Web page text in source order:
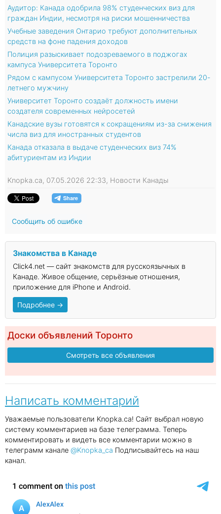
Аудитор: Канада одобрила 98% студенческих виз для
граждан Индии, несмотря на риски мошенничества
Учебные заведения Онтарио требуют дополнительных
средств на фоне падения доходов
Полиция разыскивает подозреваемого в поджогах
кампуса Университета Торонто
Рядом с кампусом Университета Торонто застрелили 20-
летнего мужчину
Университет Торонто создаёт должность имени
создателя современных нейросетей
Канадские вузы готовятся к сокращениям из-за снижения
числа виз для иностранных студентов
Канада отказала в выдаче студенческих виз 74%
абитуриентам из Индии
Knopka.ca, 07.05.2026 22:33, Новости Канады
Сообщить об ошибке
Знакомства в Канаде
Click4.net — сайт знакомств для русскоязычных в
Канаде. Живое общение, серьёзные отношения,
приложение для iPhone и Android.
Подробнее →
Доски объявлений Торонто
Смотреть все объявления
Написать комментарий
Уважаемые пользователи Knopka.ca! Сайт выбрал новую
систему комментариев на базе телеграмма. Теперь
комментировать и видеть все комментарии можно в
телеграмм канале @Knopka_ca Подписывайтесь на наш
канал.